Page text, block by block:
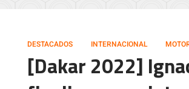
DESTACADOS INTERNACIONAL
[Dakar 2022]